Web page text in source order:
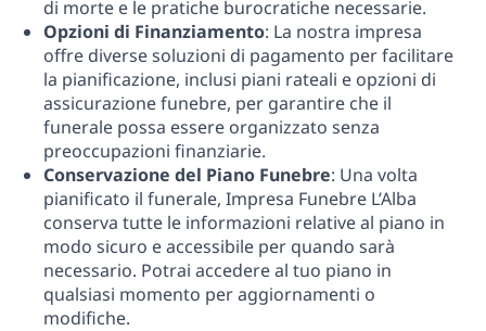
di morte e le pratiche burocratiche necessarie.
Opzioni di Finanziamento: La nostra impresa
offre diverse soluzioni di pagamento per facilitare
la pianificazione, inclusi piani rateali e opzioni di
assicurazione funebre, per garantire che il
funerale possa essere organizzato senza
preoccupazioni finanziarie.
Conservazione del Piano Funebre: Una volta
pianificato il funerale, Impresa Funebre L’Alba
conserva tutte le informazioni relative al piano in
modo sicuro e accessibile per quando sarà
necessario. Potrai accedere al tuo piano in
qualsiasi momento per aggiornamenti o
modifiche.